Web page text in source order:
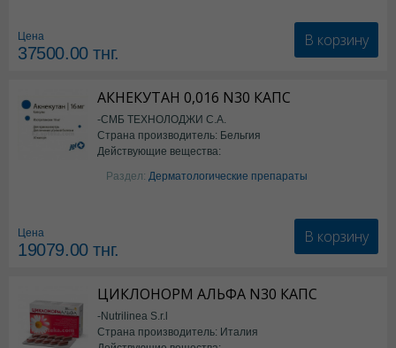
Цена
37500.00тнг.
В корзину
АКНЕКУТАН 0,016 N30 КАПС
-СМБ ТЕХНОЛОДЖИ С.А.
Страна производитель: Бельгия
Действующие вещества:
Изотретиноин
Раздел: Дерматологические препараты
Цена
19079.00тнг.
В корзину
ЦИКЛОНОРМ АЛЬФА N30 КАПС
-Nutrilinea S.r.l
Страна производитель: Италия